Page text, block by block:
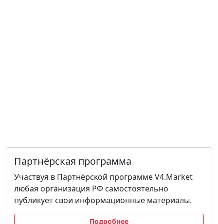
Партнёрская программа
Участвуя в Партнёрской программе V4.Market
любая организация РФ самостоятельно
публикует свои информационные материалы.
Подробнее